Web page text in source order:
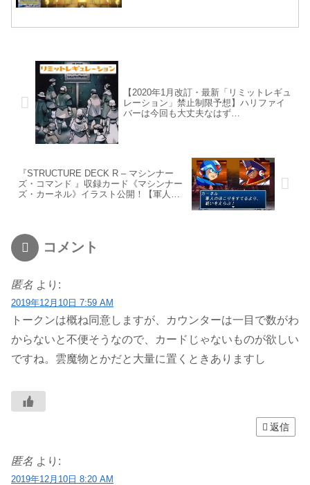
【2020年1月改訂・最新「リミットレギュ
レーション」禁止制限予想】ハリファイ
バーは今回も大丈夫なはず…
『STRUCTURE DECK R – マシンナー
ズ・コマンド 』収録カード《マシンナー
ズ・カーネル》イラスト公開！【軍人の
コメント
匿名 より:
2019年12月10日 7:59 AM
トークンは概ね同意しますが、カウンターは一目で数がわ
からないと不便そうなので、カードじゃないものが欲しい
ですね。雲魔物とかだと大量に置くときありますし
返信
匿名 より:
2019年12月10日 8:20 AM